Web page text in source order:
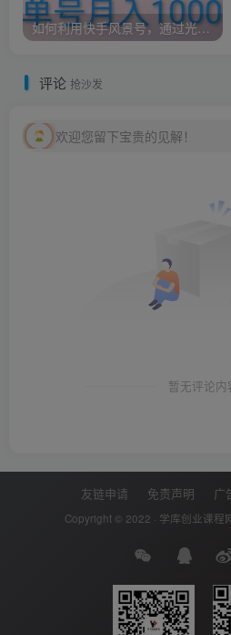
如何利用快手风景号，通过光合计划，实现单号月入1000+（附详细教程及制作软件）
评论 抢沙发
欢迎您留下宝贵的见解！
暂无评论内
友链申请 免责声明 广
Copyright © 2022 · 学库创业课程